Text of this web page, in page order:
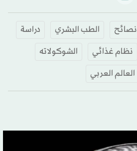
نصائح الطب البشري
دراسة
نظام غذائي
الشوكولاته
العالم العربي